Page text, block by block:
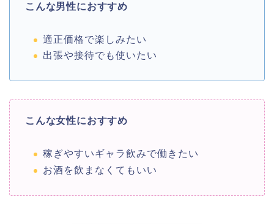
こんな男性におすすめ
適正価格で楽しみたい
出張や接待でも使いたい
こんな女性におすすめ
稼ぎやすいギャラ飲みで働きたい
お酒を飲まなくてもいい